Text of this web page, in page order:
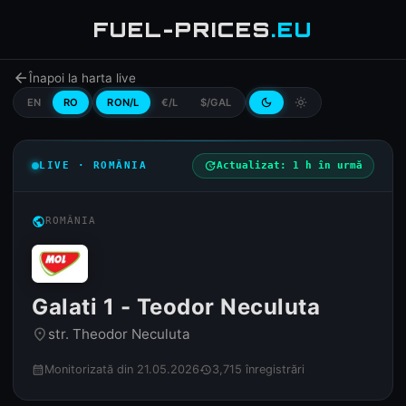
FUEL-PRICES.EU
arrow_backÎnapoi la harta live
EN RO RON/L €/L $/GAL dark_mode light_mode
LIVE · ROMÂNIA updateActualizat: 1 h în urmă
publicROMÂNIA
Galati 1 - Teodor Neculuta
place str. Theodor Neculuta
calendar_month Monitorizată din 21.05.2026history3,715 înregistrări